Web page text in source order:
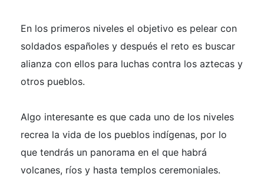
En los primeros niveles el objetivo es pelear con
soldados españoles y después el reto es buscar
alianza con ellos para luchas contra los aztecas y
otros pueblos.
Algo interesante es que cada uno de los niveles
recrea la vida de los pueblos indígenas, por lo
que tendrás un panorama en el que habrá
volcanes, ríos y hasta templos ceremoniales.